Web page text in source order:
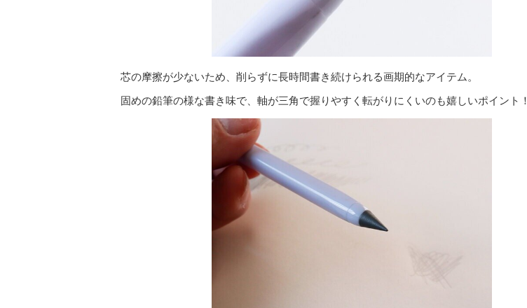
芯の摩擦が少ないため、削らずに長時間書き続けられる画期的なアイテム。
固めの鉛筆の様な書き味で、軸が三角で握りやすく転がりにくいのも嬉しいポイント！